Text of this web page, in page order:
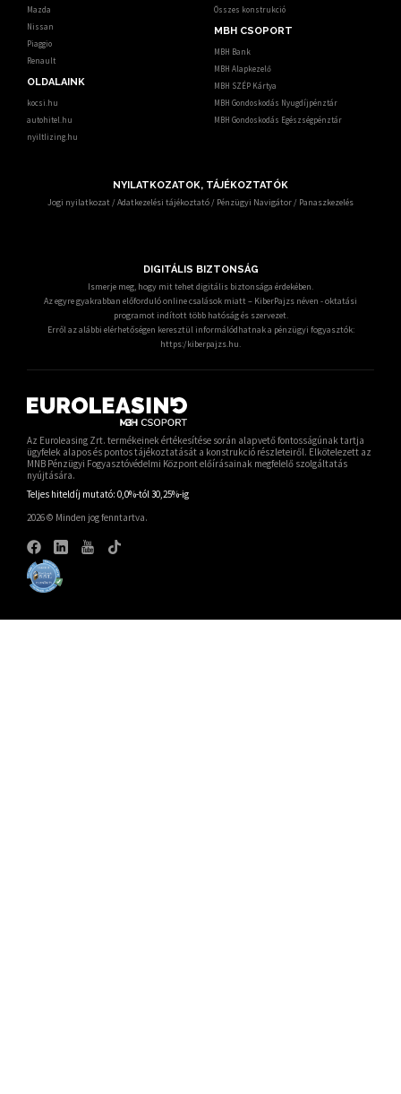
Mazda
Nissan
Piaggio
Renault
OLDALAINK
kocsi.hu
autohitel.hu
nyiltlizing.hu
Összes konstrukció
MBH CSOPORT
MBH Bank
MBH Alapkezelő
MBH SZÉP Kártya
MBH Gondoskodás Nyugdíjpénztár
MBH Gondoskodás Egészségpénztár
NYILATKOZATOK, TÁJÉKOZTATÓK
Jogi nyilatkozat/Adatkezelési tájékoztató/ Pénzügyi Navigátor/ Panaszkezelés
DIGITÁLIS BIZTONSÁG
Ismerje meg, hogy mit tehet digitális biztonsága érdekében.
Az egyre gyakrabban előforduló online csalások miatt – KiberPajzs néven - oktatási
programot indított több hatóság és szervezet.
Erről az alábbi elérhetőségen keresztül informálódhatnak a pénzügyi fogyasztók:
https:/kiberpajzs.hu.
Az Euroleasing Zrt. termékeinek értékesítése során alapvető fontosságúnak tartja
ügyfelek alapos és pontos tájékoztatását a konstrukció részleteiről. Elkötelezett az
MNB Pénzügyi Fogyasztóvédelmi Központ előírásainak megfelelő szolgáltatás
nyújtására.
Teljes hiteldíj mutató: 0,0%-tól 30,25%-ig
2026 © Minden jog fenntartva.